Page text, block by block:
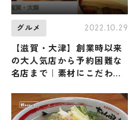
グルメ 2022.10.29
【滋賀・大津】創業時以来
の大人気店から予約困難な
名店まで｜素材にこだわり